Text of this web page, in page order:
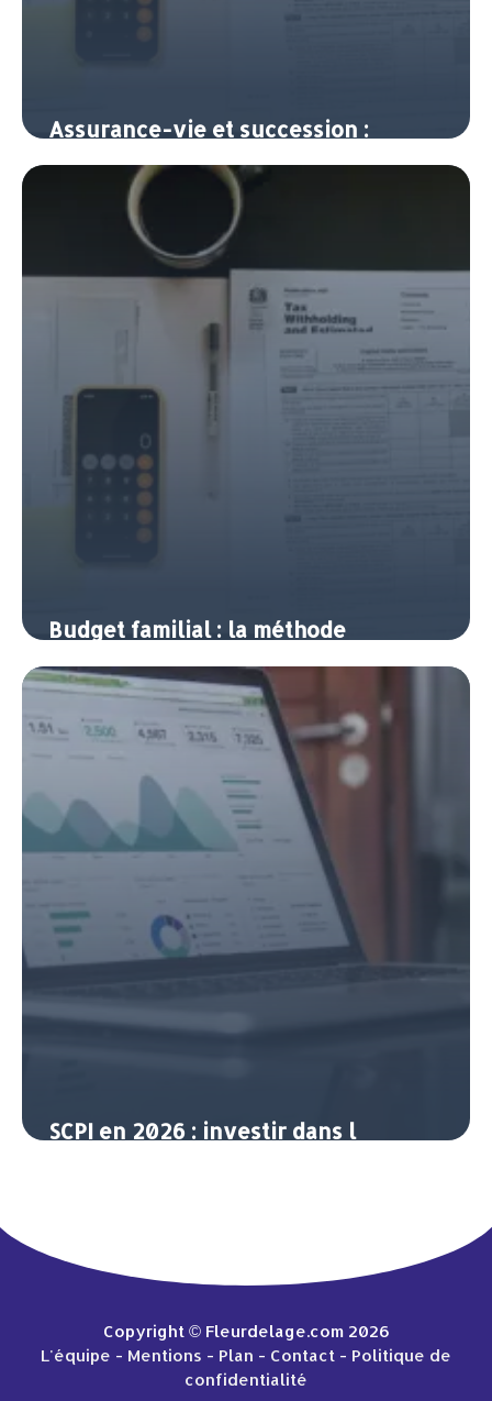
Assurance-vie et succession :
transmettre son patrimoine en
payant moins d impôts
14 avril 2026
Budget familial : la méthode
50/30/20 pour reprendre le
contrôle de ses finances
14 avril 2026
SCPI en 2026 : investir dans l
Copyright © Fleurdelage.com 2026
L'équipe - Mentions - Plan - Contact - Politique de
confidentialité